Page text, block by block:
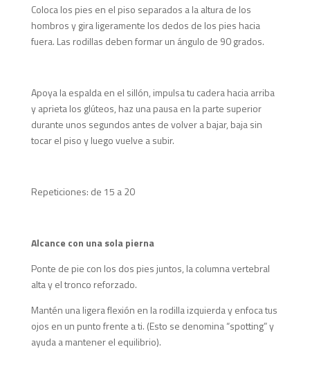
Coloca los pies en el piso separados a la altura de los
hombros y gira ligeramente los dedos de los pies hacia
fuera. Las rodillas deben formar un ángulo de 90 grados.
Apoya la espalda en el sillón, impulsa tu cadera hacia arriba
y aprieta los glúteos, haz una pausa en la parte superior
durante unos segundos antes de volver a bajar, baja sin
tocar el piso y luego vuelve a subir.
Repeticiones: de 15 a 20
Alcance con una sola pierna
Ponte de pie con los dos pies juntos, la columna vertebral
alta y el tronco reforzado.
Mantén una ligera flexión en la rodilla izquierda y enfoca tus
ojos en un punto frente a ti. (Esto se denomina “spotting” y
ayuda a mantener el equilibrio).